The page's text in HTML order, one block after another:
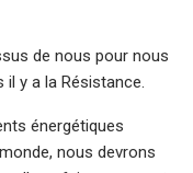
de nous pour nous
y a la Résistance.
énergétiques
nous devrons